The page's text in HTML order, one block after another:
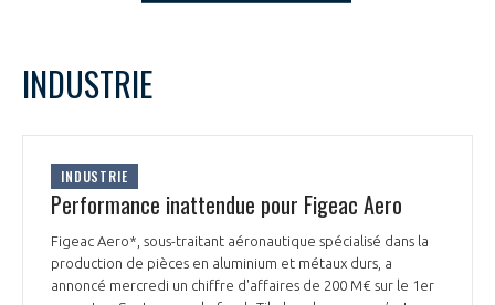
LE GIFAS
NOTRE VISION
NOS MISSIONS
NOTRE HISTOIRE
ORGANISATION
LE CONSEIL DU GIFAS
FONCTIONNEMENT
L
1
23
24 25 26 27 28
29
31
INDUSTRIE
INDUSTRIE
Performance inattendue pour Figeac Aero
Figeac Aero*, sous-traitant aéronautique spécialisé dans la
production de pièces en aluminium et métaux durs, a
annoncé mercredi un chiffre d'affaires de 200 M€ sur le 1er
votre réseau au sein d’un écosystème intégré et
OUI NON